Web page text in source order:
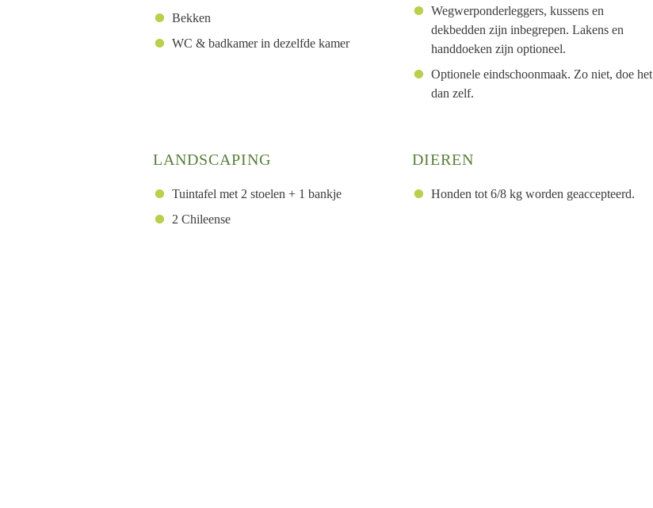
Bekken
WC & badkamer in dezelfde kamer
Wegwerponderleggers, kussens en
dekbedden zijn inbegrepen. Lakens en
handdoeken zijn optioneel.
Optionele eindschoonmaak. Zo niet, doe het
dan zelf.
LANDSCAPING
Tuintafel met 2 stoelen + 1 bankje
2 Chileense
DIEREN
Honden tot 6/8 kg worden geaccepteerd.